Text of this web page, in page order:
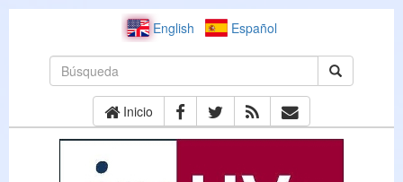
English Español
Inicio